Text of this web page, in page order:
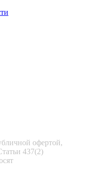
офертой,
437(2)